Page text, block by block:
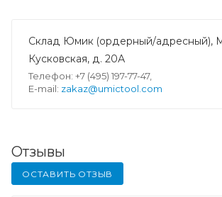
Склад Юмик (ордерный/адресный),
Кусковская, д. 20А
Телефон: +7 (495) 197-77-47,
E-mail: zakaz@umictool.com
Отзывы
ОСТАВИТЬ ОТЗЫВ